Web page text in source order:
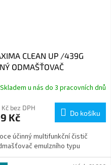
CLEAN UP /439G
ODMAŠŤOVAČ
Skladem u nás do 3 pracovních dnů
bez DPH
Kč Do košíku
účinný multifunkční čistič
emulzního typu